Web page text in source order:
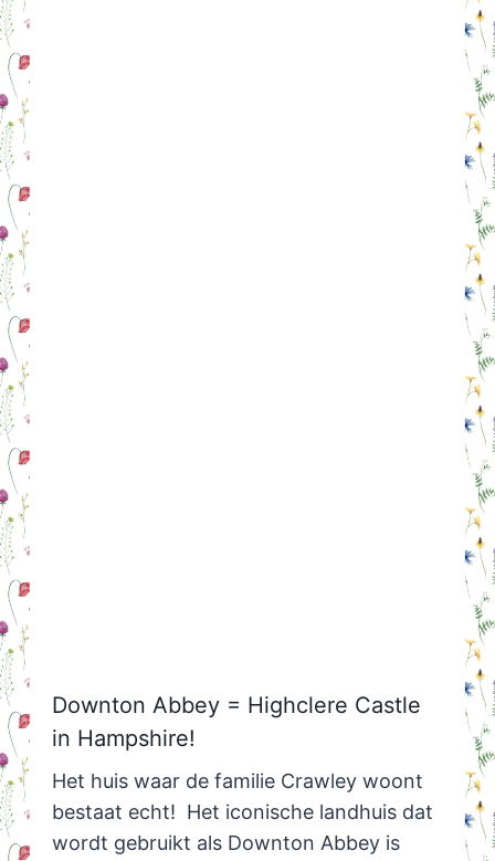
Downton Abbey = Highclere Castle
in Hampshire!
Het huis waar de familie Crawley woont
bestaat echt! Het iconische landhuis dat
wordt gebruikt als Downton Abbey is